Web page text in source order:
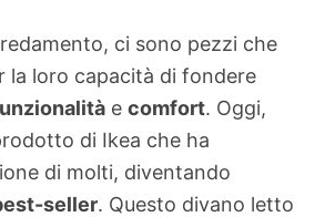
ci sono pezzi che
la loro capacità di fondere
e comfort. Oggi,
di Ikea che ha
di molti, diventando
seller. Questo divano letto